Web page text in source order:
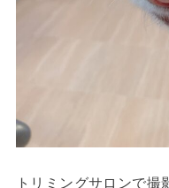
トリミングサロンで撮